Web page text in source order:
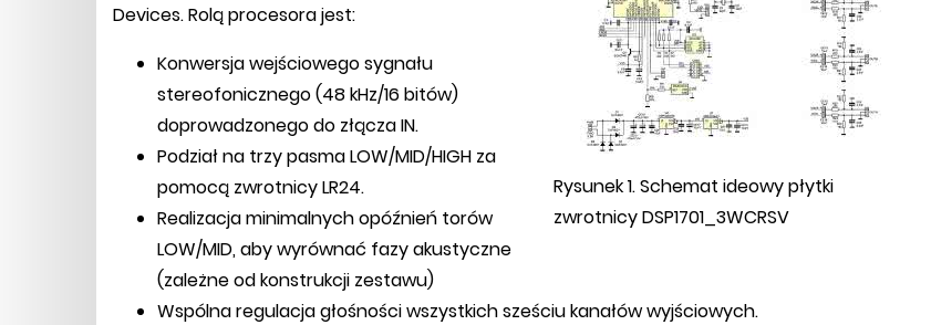
Rysunek 1. Schemat ideowy płytki
zwrotnicy DSP1701_3WCRSV
Devices. Rolą procesora jest:
Konwersja wejściowego sygnału
stereofonicznego (48 kHz/16 bitów)
doprowadzonego do złącza IN.
Podział na trzy pasma LOW/MID/HIGH za
pomocą zwrotnicy LR24.
Realizacja minimalnych opóźnień torów
LOW/MID, aby wyrównać fazy akustyczne
(zależne od konstrukcji zestawu)
Wspólna regulacja głośności wszystkich sześciu kanałów wyjściowych.